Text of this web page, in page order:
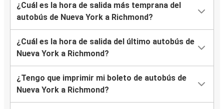
¿Cuál es la hora de salida más temprana del
autobús de Nueva York a Richmond?
¿Cuál es la hora de salida del último autobús de
Nueva York a Richmond?
¿Tengo que imprimir mi boleto de autobús de
Nueva York a Richmond?